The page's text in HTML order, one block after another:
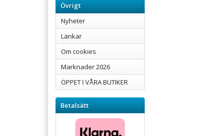
Övrigt
Nyheter
Länkar
Om cookies
Marknader 2026
ÖPPET I VÅRA BUTIKER
Betalsätt